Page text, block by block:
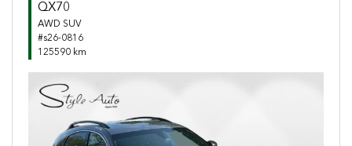
QX70
AWD SUV
#s26-0816
125590 km